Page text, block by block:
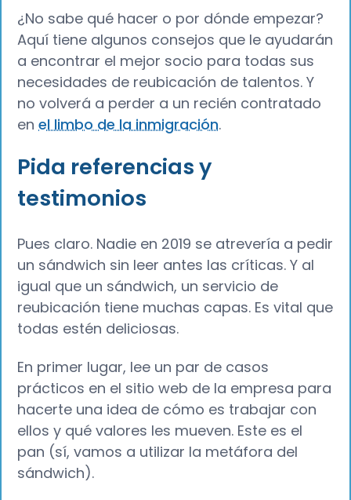
¿No sabe qué hacer o por dónde empezar?
Aquí tiene algunos consejos que le ayudarán
a encontrar el mejor socio para todas sus
necesidades de reubicación de talentos. Y
no volverá a perder a un recién contratado
enel limbo de la inmigración.
Pida referencias y
testimonios
Pues claro. Nadie en 2019 se atrevería a pedir
un sándwich sin leer antes las críticas. Y al
igual que un sándwich, un servicio de
reubicación tiene muchas capas. Es vital que
todas estén deliciosas.
En primer lugar, lee un par de casos
prácticos en el sitio web de la empresa para
hacerte una idea de cómo es trabajar con
ellos y qué valores les mueven. Este es el
pan (sí, vamos a utilizar la metáfora del
sándwich).